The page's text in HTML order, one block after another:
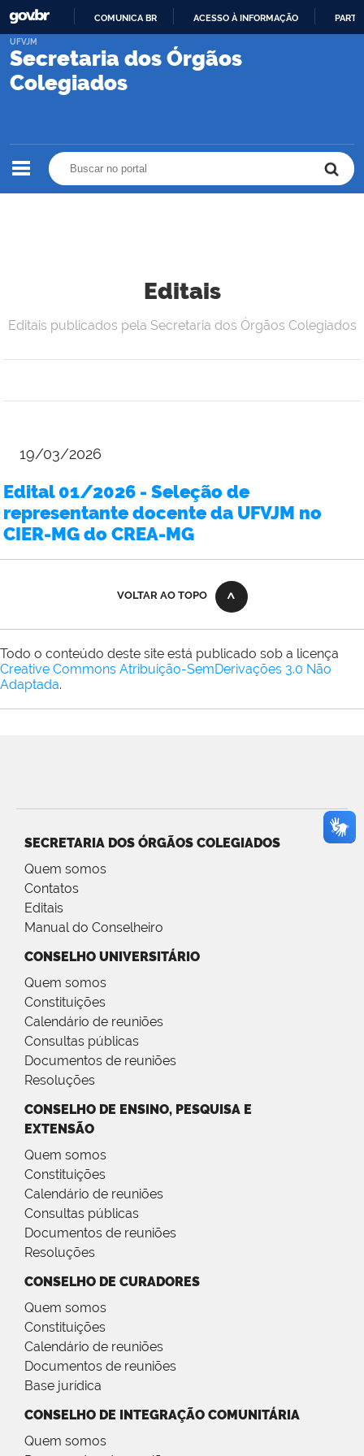
PARA
COMUNICA BR ACESSO À INFORMAÇÃO
Secretaria dos Órgãos
Colegiados
UFVJM
Editais
Editais publicados pela Secretaria dos Órgãos Colegiados
19/03/2026
Edital 01/2026 - Seleção de
representante docente da UFVJM no
CIER-MG do CREA-MG
VOLTAR AO TOPO
Todo o conteúdo deste site está publicado sob a licença
Creative Commons Atribuição-SemDerivações 3.0 Não
Adaptada.
SECRETARIA DOS ÓRGÃOS COLEGIADOS
Quem somos
Contatos
Editais
Manual do Conselheiro
CONSELHO UNIVERSITÁRIO
Quem somos
Constituições
Calendário de reuniões
Consultas públicas
Documentos de reuniões
Resoluções
CONSELHO DE ENSINO, PESQUISA E
EXTENSÃO
Quem somos
Constituições
Calendário de reuniões
Consultas públicas
Documentos de reuniões
Resoluções
CONSELHO DE CURADORES
Quem somos
Constituições
Calendário de reuniões
Documentos de reuniões
Base jurídica
CONSELHO DE INTEGRAÇÃO COMUNITÁRIA
Quem somos